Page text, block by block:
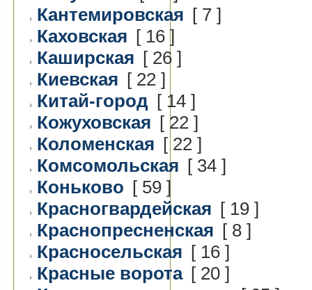
Кантемировская [ 7 ]
Каховская [ 16 ]
Каширская [ 26 ]
Киевская [ 22 ]
Китай-город [ 14 ]
Кожуховская [ 22 ]
Коломенская [ 22 ]
Комсомольская [ 34 ]
Коньково [ 59 ]
Красногвардейская [ 19 ]
Краснопресненская [ 8 ]
Красносельская [ 16 ]
Красные ворота [ 20 ]